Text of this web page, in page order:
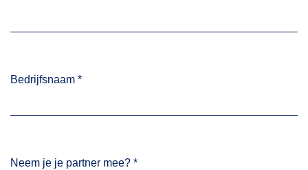
Bedrijfsnaam *
Neem je je partner mee? *